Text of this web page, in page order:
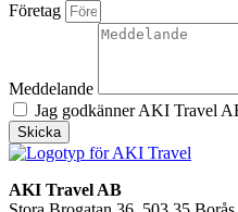
Företag
Meddelande
Jag godkänner AKI Travel
Skicka
AKI Travel AB